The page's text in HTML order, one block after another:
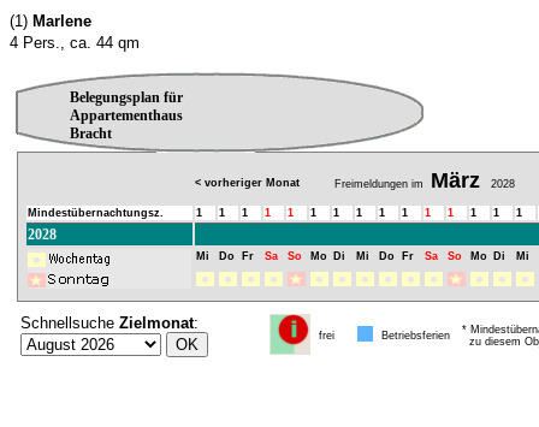
(1) Marlene
4 Pers., ca. 44 qm
Belegungsplan für
Appartementhaus
Bracht
< vorheriger Monat Freimeldungen im März 2028
Mindestübernachtungsz. 1 1 1 1 1 1 1 1 1 1 1 1 1 1 1
2028
Mi Do Fr Sa So Mo Di Mi Do Fr Sa So Mo Di Mi
Schnellsuche Zielmonat:
frei Betriebsferien
*
zu diesem